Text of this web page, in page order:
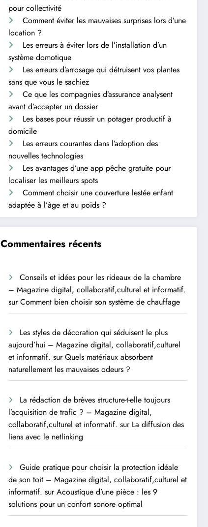
pour collectivité
Comment éviter les mauvaises surprises lors d’une
location ?
Les erreurs à éviter lors de l’installation d’un
système domotique
Les erreurs d’arrosage qui détruisent vos plantes
sans que vous le sachiez
Ce que les compagnies d’assurance analysent
avant d’accepter un dossier
Les bases pour réussir un potager productif à
domicile
Les erreurs courantes dans l’adoption des
nouvelles technologies
Les avantages d’une app pêche gratuite pour
localiser les meilleurs spots
Comment choisir une couverture lestée enfant
adaptée à l’âge et au poids ?
Commentaires récents
Conseils et idées pour les rideaux de la chambre
– Magazine digital, collaboratif,culturel et informatif.
surComment bien choisir son système de chauffage
Les styles de décoration qui séduisent le plus
aujourd’hui – Magazine digital, collaboratif,culturel
et informatif. surQuels matériaux absorbent
naturellement les mauvaises odeurs ?
La rédaction de brèves structure-t-elle toujours
l’acquisition de trafic ? – Magazine digital,
collaboratif,culturel et informatif. sur La diffusion des
liens avec le netlinking
Guide pratique pour choisir la protection idéale
de son toit – Magazine digital, collaboratif,culturel et
informatif. surAcoustique d’une pièce : les 9
solutions pour un confort sonore optimal